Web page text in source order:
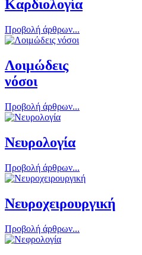
Καρδιολογία
Προβολή άρθρων...
Λοιμώδεις
νόσοι
Προβολή άρθρων...
Νευρολογία
Προβολή άρθρων...
Νευροχειρουργική
Προβολή άρθρων...